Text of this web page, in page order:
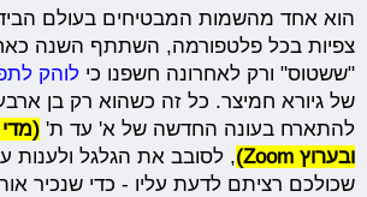
הוא אחד מהשמות המבטיחים בעולם
צפיות בכל פלטפורמה, השתתף השנה
"ששטוס" ורק לאחרונה חשפנו כילוהק
של גיורא חמיצר. כל זה כשהוא רק בן
להתארח בעונה החדשה של א' עד ת'(מדי
ובערוץ Zoom)
, לסובב את הגלגל ולענות
שכולכם רציתם לדעת עליו - כדי שנכיר